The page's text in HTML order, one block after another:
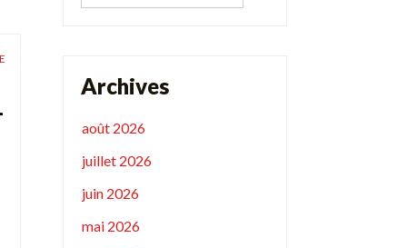
Archives
août 2026
juillet 2026
juin 2026
mai 2026